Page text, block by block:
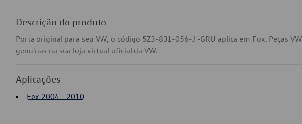
Descrição do produto
Porta original para seu VW, o código 5Z3-831-056-J -GRU aplica em Fox. Peças VW
genuínas na sua loja virtual oficial da VW.
Aplicações
Fox 2004 - 2010